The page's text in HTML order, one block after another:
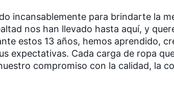
incansablemente para brindarte la
nos han llevado hasta aquí, y
estos 13 años, hemos aprendido,
expectativas. Cada carga de ropa
compromiso con la calidad, la